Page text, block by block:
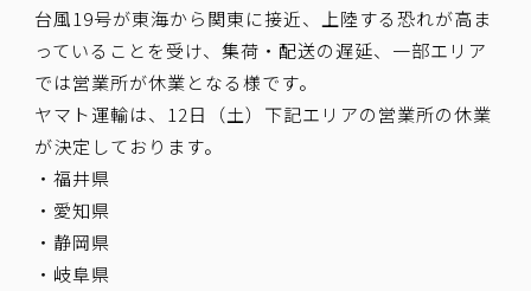
台風19号が東海から関東に接近、上陸する恐れが高ま
っていることを受け、集荷・配送の遅延、一部エリア
では営業所が休業となる様です。
ヤマト運輸は、12日（土）下記エリアの営業所の休業
が決定しております。
・福井県
・愛知県
・静岡県
・岐阜県